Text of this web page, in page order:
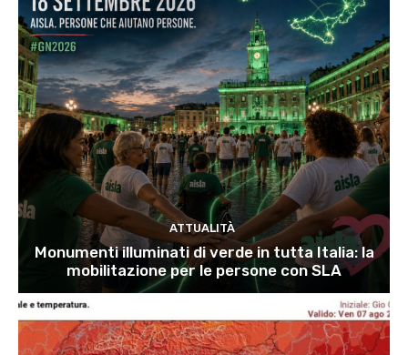
ATTUALITÀ
Monumenti illuminati di verde in tutta Italia: la
mobilitazione per le persone con SLA